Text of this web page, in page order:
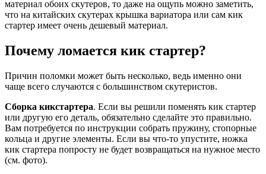
материал обоих скутеров, то даже на ощупь можно заметить,
что на китайских скутерах крышка вариатора или сам кик
стартер имеет очень дешевый материал.
Почему ломается кик стартер?
Причин поломки может быть несколько, ведь именно они
чаще всего случаются с большинством скутеристов.
Сборка кикстартера. Если вы решили поменять кик стартер
или другую его деталь, обязательно сделайте это правильно.
Вам потребуется по инструкции собрать пружину, стопорные
кольца и другие элементы. Если вы что-то упустите, ножка
кик стартера попросту не будет возвращаться на нужное место
(см. фото).